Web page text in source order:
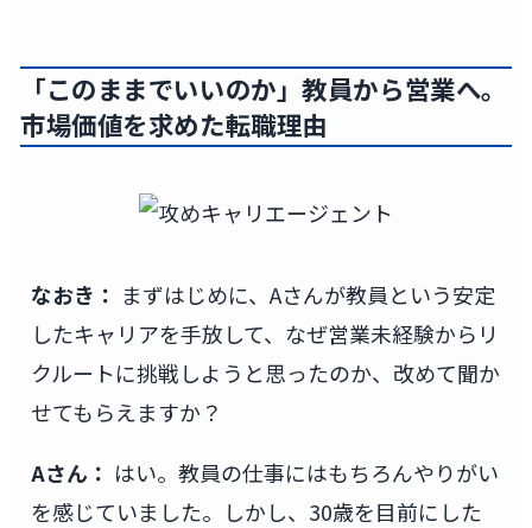
「このままでいいのか」教員から営業へ。
市場価値を求めた転職理由
なおき： まずはじめに、Aさんが教員という安定
したキャリアを手放して、なぜ営業未経験からリ
クルートに挑戦しようと思ったのか、改めて聞か
せてもらえますか？
Aさん： はい。教員の仕事にはもちろんやりがい
を感じていました。しかし、30歳を目前にした